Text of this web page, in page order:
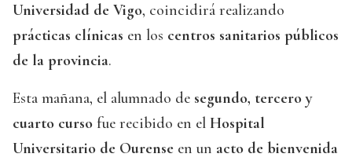
Universidad de Vigo, coincidirá realizando
prácticas clínicas en los centros sanitarios públicos
de la provincia.
Esta mañana, el alumnado de segundo, tercero y
cuarto curso fue recibido en el Hospital
Universitario de Ourense en un acto de bienvenida